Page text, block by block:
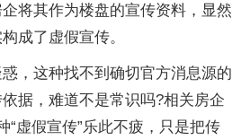
将其作为楼盘的宣传资料，显然
成了虚假宣传。
，这种找不到确切官方消息源的
据，难道不是常识吗?相关房企
“虚假宣传”乐此不疲，只是把传